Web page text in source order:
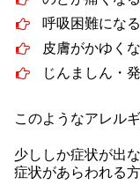
呼吸困難になる
皮膚がかゆく
じんましん・
このようなアレル
少ししか症状が出
症状があらわれる方